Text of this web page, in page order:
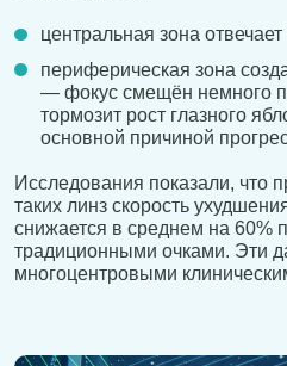
центральная зона
периферическая зона
— фокус смещён немного
тормозит рост глазного
основной причиной
Исследования показали, что
таких линз скорость
снижается в среднем на 60%
традиционными очками. Эти
многоцентровыми